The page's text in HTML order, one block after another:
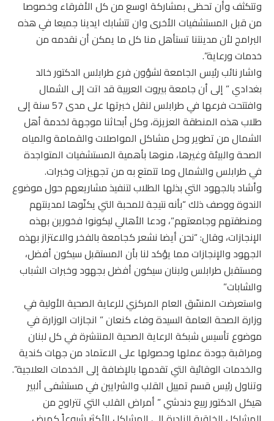
وتتكثف وأن تحظى بمشاركة اوسع من كل الأفرقاء وخصوصا
من قبل المستشفيات الأخرى وان تتشابك ايدينا جميعا في هذه
البرامج لأن مدينتنا تستأهل منا كل ما يمكن أن نقدمه من
خدمات ورعاية”.
واشار نائب رئيس الجامعة لشؤون فرع طرابلس الدكتور خالد
بغدادي ” إلى أن جامعة بيروت العربية قد اتت إلى الشمال
وافتتحت فرعها في طرابلس لنقل خبرتها على مدى 57 سنة إلى
طلاب هذه المنطقة العزيزة، وكل أبحاثنا موجهة لخدمة أهل
الشمال من تطوير وحل مشاكل المواصلات والقمامة والمياه
الصحة والبيئة وغيرها، منوها بأهمية المستشفيات المتواجدة
في طرابلس والشمال وما تتمتع به من تجهيزات وخبرات.
وأشاد بالجهود التي بذلها الطلاب لتنفيذ مشاريعهم حول موضوع
الندوة ووصف ذلك “بأنه نتيجة للمحبة التي يكنّوها لمدينتهم
ومنطقتهم وجامعتهم”، ودعا الأهالي ليكونوا فخورين بهذه
الإنجازات، وقال: “نحن أيضا نشعر كجامعة بالفخر والاعتزاز بهذه
الجهود والإنجازات مما يؤكد لنا بأن المستقبل سيكون أفضل،
ومستقبل طرابلس ولبنان سيكون أفضل بجهود وخبرات الشباب
والشابات”
واستعرضت المنسّق العام المركزي للرعاية الصحية الأولية في
وزارة الصحة العامة السيدة وفاء كنعان ” انجازات الوزارة في
موضوع تأسيس شبكة الرعاية الصحية المنتشرة في كل لبنان
ومراقبة جودة عملها وحصولها على الاعتماد من جهات كندية
والخدمات الوقائية التي تقدمها بالإضافة إلى الخدمات العلاجية”.
وتناول رئيس قسم تمييل القلب والشرايين في مستشفى ألبير
هيكل الدكتور ربيع دندشي ” أمراض القلب التي تتراوح من